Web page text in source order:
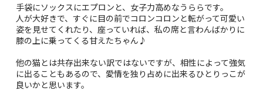
手袋にソックスにエプロンと、女子力高めなうららです。
人が大好きで、すぐに目の前でコロンコロンと転がって可愛い
姿を見せてくれたり、座っていれば、私の席と言わんばかりに
膝の上に乗ってくる甘えたちゃん♪
他の猫とは共存出来ない訳ではないですが、相性によって強気
に出ることもあるので、愛情を独り占めに出来るひとりっこが
良いかと思います。